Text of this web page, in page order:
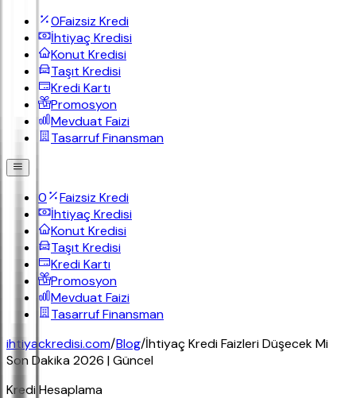
0Faizsiz Kredi
İhtiyaç Kredisi
Konut Kredisi
Taşıt Kredisi
Kredi Kartı
Promosyon
Mevduat Faizi
Tasarruf Finansman
0
Faizsiz Kredi
İhtiyaç Kredisi
Konut Kredisi
Taşıt Kredisi
Kredi Kartı
Promosyon
Mevduat Faizi
Tasarruf Finansman
ihtiyackredisi.com/Blog/İhtiyaç Kredi Faizleri Düşecek Mi
Son Dakika 2026 | Güncel
Kredi Hesaplama